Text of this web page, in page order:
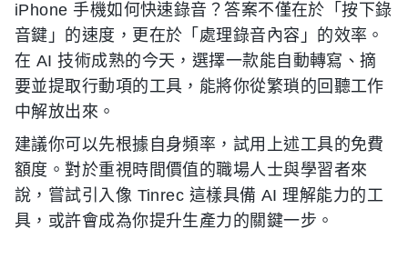
iPhone 手機如何快速錄音？答案不僅在於「按下錄
音鍵」的速度，更在於「處理錄音內容」的效率。
在 AI 技術成熟的今天，選擇一款能自動轉寫、摘
要並提取行動項的工具，能將你從繁瑣的回聽工作
中解放出來。
建議你可以先根據自身頻率，試用上述工具的免費
額度。對於重視時間價值的職場人士與學習者來
說，嘗試引入像 Tinrec 這樣具備 AI 理解能力的工
具，或許會成為你提升生產力的關鍵一步。